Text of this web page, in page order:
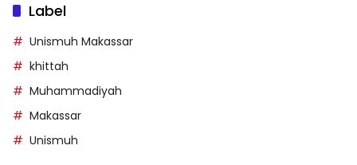
Label
Unismuh Makassar
khittah
Muhammadiyah
Makassar
Unismuh